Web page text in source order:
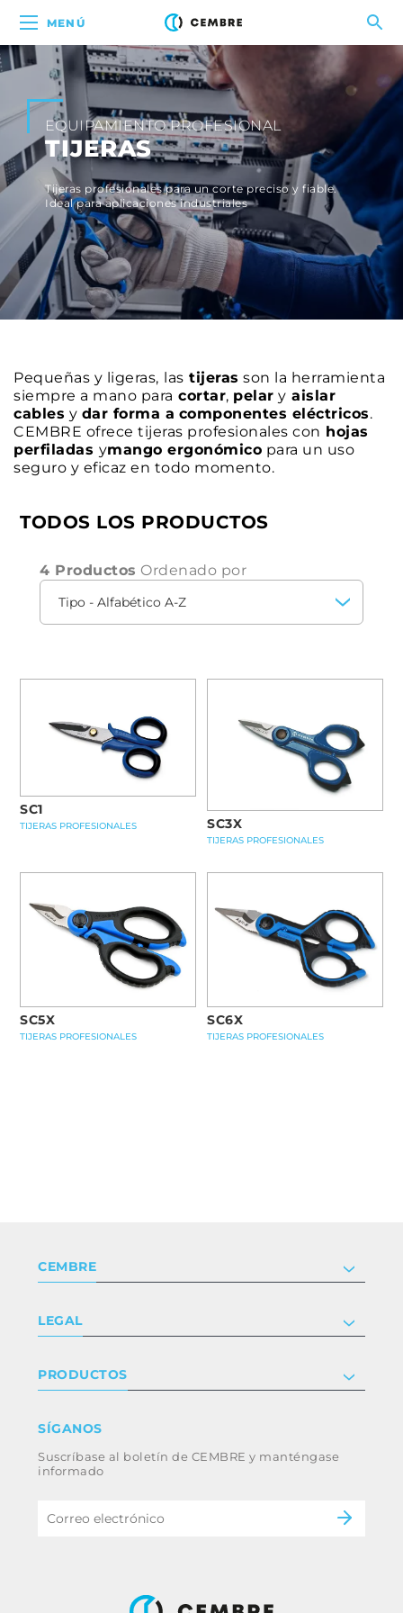
MENÚ
EQUIPAMIENTO PROFESIONAL
TIJERAS
Tijeras profesionales para un corte preciso y fiable.
Ideal para aplicaciones industriales
Pequeñas y ligeras, las tijeras son la herramienta
siempre a mano para cortar, pelar y aislar
cables y dar forma a componentes eléctricos.
CEMBRE ofrece tijeras profesionales con hojas
perfiladas ymango ergonómico para un uso
seguro y eficaz en todo momento.
TODOS LOS PRODUCTOS
4 Productos Ordenado por
SC1
TIJERAS PROFESIONALES SC3X
TIJERAS PROFESIONALES
SC5X
TIJERAS PROFESIONALES
SC6X
TIJERAS PROFESIONALES
CEMBRE
Certificaciones
Trabaja con nosotros
LEGAL
Términos y condiciones
Whistleblowing
Código ético y política anticorrupción del
grupo
PRODUCTOS
Industria
Energía
B2B Disclaimer
SÍGANOS
Suscríbase al boletín de CEMBRE y manténgase
informado